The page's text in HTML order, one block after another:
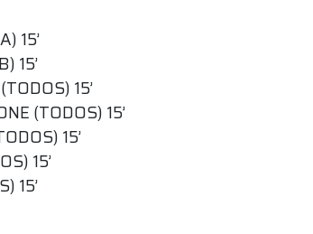
15’
15’
15’
(TODOS) 15’
15’
15’
15’